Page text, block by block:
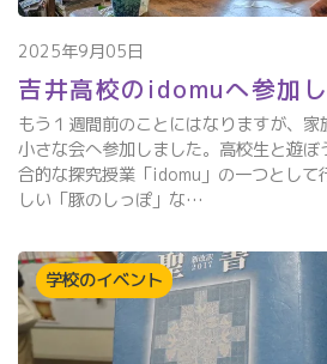
2025年9月05日
吉井高校のidomuへ参加
もう１週間前のことにはなりますが、
小さな会へ参加しました。高校生と遊
合的な探究授業「idomu」の一つとして
しい「豚のしっぽ」な…
学校のイベント